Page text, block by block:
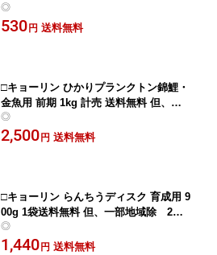
◎
530 円 送料無料
□キョーリン ひかりプランクトン錦鯉・
金魚用 前期 1kg 計売 送料無料 但、一
部地域除
◎
2,500 円 送料無料
□キョーリン らんちうディスク 育成用 9
00g 1袋送料無料 但、一部地域除 2点
目より200円引
◎
1,440 円 送料無料